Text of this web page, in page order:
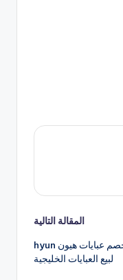
المقالة التالية
كود خصم عبايات هيون hyun
لبيع العبايات الخليجية